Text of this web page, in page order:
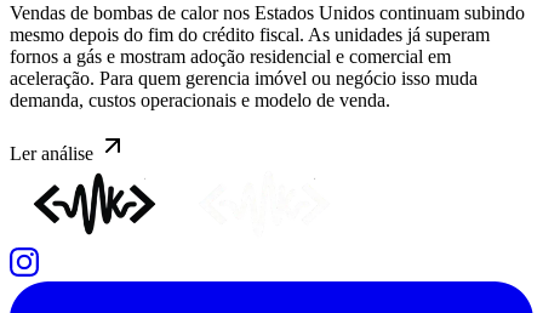
Vendas de bombas de calor nos Estados Unidos continuam subindo
mesmo depois do fim do crédito fiscal. As unidades já superam
fornos a gás e mostram adoção residencial e comercial em
aceleração. Para quem gerencia imóvel ou negócio isso muda
demanda, custos operacionais e modelo de venda.
Leranálise